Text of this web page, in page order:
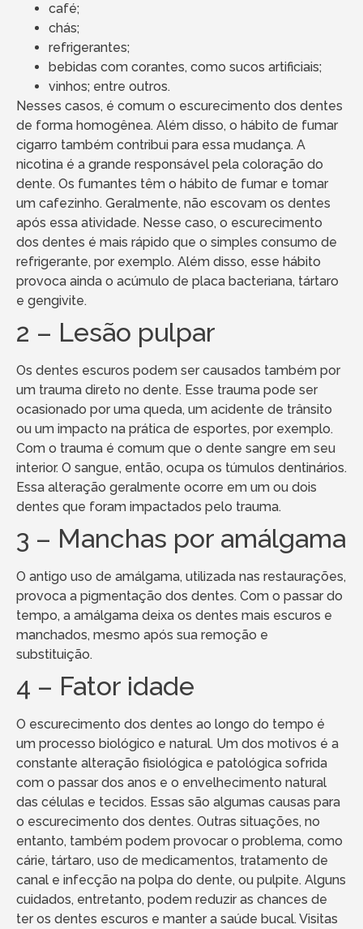
café;
chás;
refrigerantes;
bebidas com corantes, como sucos artificiais;
vinhos; entre outros.
Nesses casos, é comum o escurecimento dos dentes
de forma homogênea. Além disso, o hábito de fumar
cigarro também contribui para essa mudança. A
nicotina é a grande responsável pela coloração do
dente. Os fumantes têm o hábito de fumar e tomar
um cafezinho. Geralmente, não escovam os dentes
após essa atividade. Nesse caso, o escurecimento
dos dentes é mais rápido que o simples consumo de
refrigerante, por exemplo. Além disso, esse hábito
provoca ainda o acúmulo de placa bacteriana, tártaro
e gengivite.
2 – Lesão pulpar
Os dentes escuros podem ser causados também por
um trauma direto no dente. Esse trauma pode ser
ocasionado por uma queda, um acidente de trânsito
ou um impacto na prática de esportes, por exemplo.
Com o trauma é comum que o dente sangre em seu
interior. O sangue, então, ocupa os túmulos dentinários.
Essa alteração geralmente ocorre em um ou dois
dentes que foram impactados pelo trauma.
3 – Manchas por amálgama
O antigo uso de amálgama, utilizada nas restaurações,
provoca a pigmentação dos dentes. Com o passar do
tempo, a amálgama deixa os dentes mais escuros e
manchados, mesmo após sua remoção e
substituição.
4 – Fator idade
O escurecimento dos dentes ao longo do tempo é
um processo biológico e natural. Um dos motivos é a
constante alteração fisiológica e patológica sofrida
com o passar dos anos e o envelhecimento natural
das células e tecidos. Essas são algumas causas para
o escurecimento dos dentes. Outras situações, no
entanto, também podem provocar o problema, como
cárie, tártaro, uso de medicamentos, tratamento de
canal e infecção na polpa do dente, ou pulpite. Alguns
cuidados, entretanto, podem reduzir as chances de
ter os dentes escuros e manter a saúde bucal. Visitas